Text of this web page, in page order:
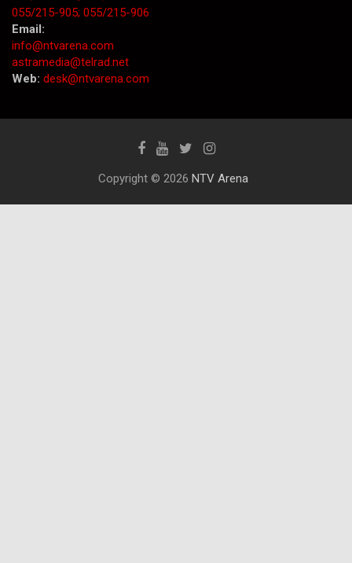
055/215-905; 055/215-906
Email:
info@ntvarena.com
astramedia@telrad.net
Web: desk@ntvarena.com
Copyright © 2026 NTV Arena